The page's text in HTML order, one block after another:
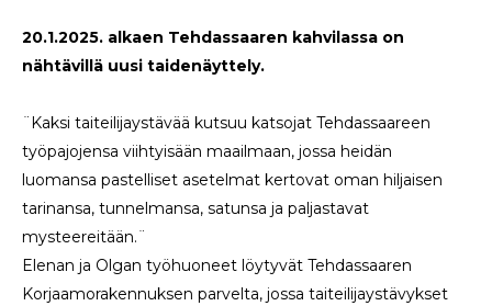
20.1.2025. alkaen Tehdassaaren kahvilassa on
nähtävillä uusi taidenäyttely.
¨Kaksi taiteilijaystävää kutsuu katsojat Tehdassaareen
työpajojensa viihtyisään maailmaan, jossa heidän
luomansa pastelliset asetelmat kertovat oman hiljaisen
tarinansa, tunnelmansa, satunsa ja paljastavat
mysteereitään.¨
Elenan ja Olgan työhuoneet löytyvät Tehdassaaren
Korjaamorakennuksen parvelta, jossa taiteilijaystävykset